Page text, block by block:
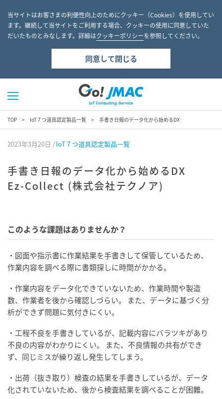
TOP IoT７つ道具認定製品一覧 手書き日報のデータ化から始めるDX
2023年3月20日 IoT７つ道具認定製品一覧
手書き日報のデータ化から始めるDX
Ez-Collect (株式会社テクノア)
このような課題はありませんか？
・図面や指示書に作業結果を手書きして保管しているため、
作業内容を調べる際に書類探しに時間がかかる。
・作業内容をデータ化できていないため、作業時間や製造
数、作業者を後から確認しづらい。 また、データに基づく分
析ができず問題に気付きにくい。
・工程不良を手書きしているが、記載内容にバラツキがあり
不良の内容がわかりにくい。 また、不良情報の共有ができ
ず、同じミスが繰り返し発生してしまう。
・出荷（抜き取り）検査の結果を手書きしているが、データ
化されていないため、後から検査結果を調べることが困難。
当サイトはお客さまの利便性向上のためにクッキー（Cookies）を使用してい
ます。継続して当サイトをご利用する場合、クッキーの使用に同意していた
だいたものとみなします。詳細はクッキーポリシーを参照してください。
同意して閉じる